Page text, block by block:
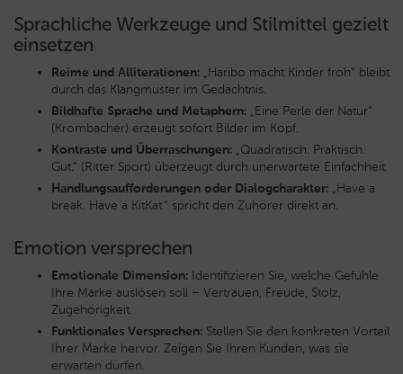
Sprachliche Werkzeuge und Stilmittel gezielt
einsetzen
Reime und Alliterationen: „Haribo macht Kinder froh“ bleibt
durch das Klangmuster im Gedächtnis.
Bildhafte Sprache und Metaphern: „Eine Perle der Natur“
(Krombacher) erzeugt sofort Bilder im Kopf.
Kontraste und Überraschungen: „Quadratisch. Praktisch.
Gut.“ (Ritter Sport) überzeugt durch unerwartete Einfachheit.
Handlungsaufforderungen oder Dialogcharakter: „Have a
break. Have a KitKat.“ spricht den Zuhörer direkt an.
Emotion versprechen
Emotionale Dimension: Identifizieren Sie, welche Gefühle
Ihre Marke auslösen soll – Vertrauen, Freude, Stolz,
Zugehörigkeit.
Funktionales Versprechen: Stellen Sie den konkreten Vorteil
Ihrer Marke hervor. Zeigen Sie Ihren Kunden, was sie
erwarten dürfen.